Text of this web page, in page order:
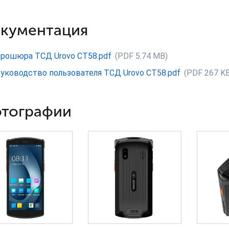
ТСД Urovo CT58.pdf (PDF 5.74 MB)
пользователя ТСД Urovo CT58.pdf (PDF 267